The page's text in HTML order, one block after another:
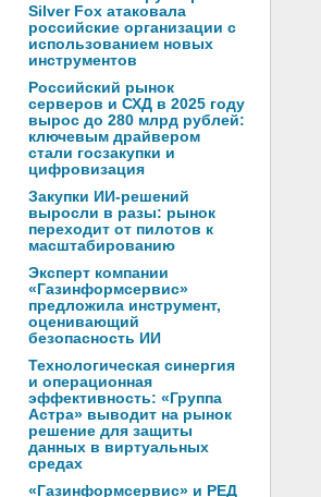
Silver Fox атаковала
российские организации с
использованием новых
инструментов
Российский рынок
серверов и СХД в 2025 году
вырос до 280 млрд рублей:
ключевым драйвером
стали госзакупки и
цифровизация
Закупки ИИ-решений
выросли в разы: рынок
переходит от пилотов к
масштабированию
Эксперт компании
«Газинформсервис»
предложила инструмент,
оценивающий
безопасность ИИ
Технологическая синергия
и операционная
эффективность: «Группа
Астра» выводит на рынок
решение для защиты
данных в виртуальных
средах
«Газинформсервис» и РЕД